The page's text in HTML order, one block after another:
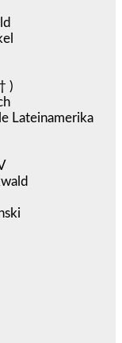
)
Lateinamerika